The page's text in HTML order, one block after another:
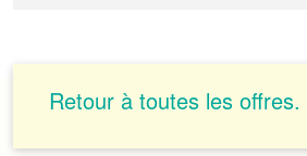
Retour à toutes les offres.